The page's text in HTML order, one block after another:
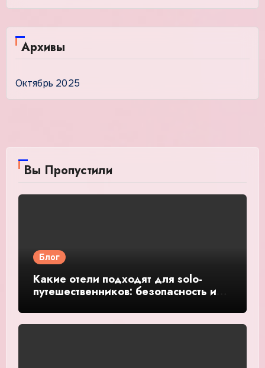
Архивы
Октябрь 2025
Вы Пропустили
Блог
Какие отели подходят для solo-
путешественников: безопасность и
и обзор